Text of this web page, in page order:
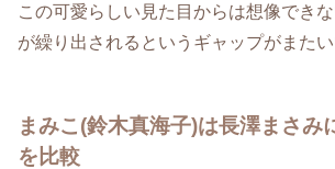
この可愛らしい見た目からは想像でき
が繰り出されるというギャップがまたい
まみこ(鈴木真海子)は長澤まさみ
を比較